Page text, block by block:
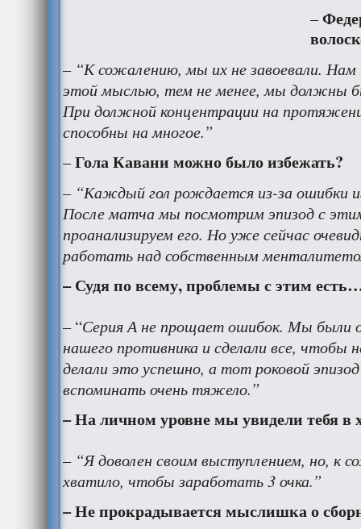
–
–“К сожалению, мы их не завоевали.
этой мыслью, тем не менее, мы должны
При должной концентрации на
способны на многое.”
–Гола Кавани можно было избежать?
– “Каждый гол рождается из-за ошибки
После матча мы посмотрим эпизод с
проанализируем его. Но уже сейчас
работать над собственным
– Судя по всему, проблемы с этим
– “Серия А не прощает ошибок. Мы были
нашего противника и сделали все, чтобы
делали это успешно, а тот роковой
вспоминать очень тяжело.”
– На личном уровне мы увидели тебя в
–“Я доволен своим выступлением, но, к
хватило, чтобы заработать 3 очка.”
– Не прокрадывается мыслишка о